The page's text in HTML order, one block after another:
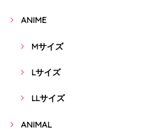
ANIME
Mサイズ
Lサイズ
LLサイズ
ANIMAL